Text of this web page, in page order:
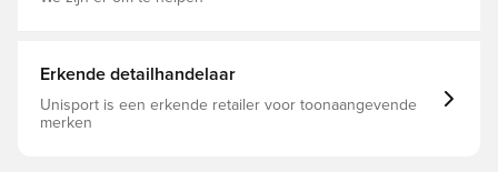
Erkende detailhandelaar
Unisport is een erkende retailer voor toonaangevende
merken